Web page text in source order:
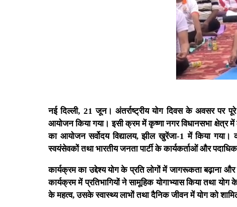
नई दिल्ली, 21 जून। अंतर्राष्ट्रीय योग दिवस के अवसर पर
आयोजन किया गया। इसी क्रम में कृष्णा नगर विधानसभा क्षेत्र
का आयोजन सर्वोदय विद्यालय, झील खुरेंजा-1 में किया गया।
स्वयंसेवकों तथा भारतीय जनता पार्टी के कार्यकर्ताओं और
कार्यक्रम का उद्देश्य योग के प्रति लोगों में जागरूकता बढ़ाना
कार्यक्रम में प्रतिभागियों ने सामूहिक योगाभ्यास किया तथा योग
के महत्व, उसके स्वास्थ्य लाभों तथा दैनिक जीवन में योग को